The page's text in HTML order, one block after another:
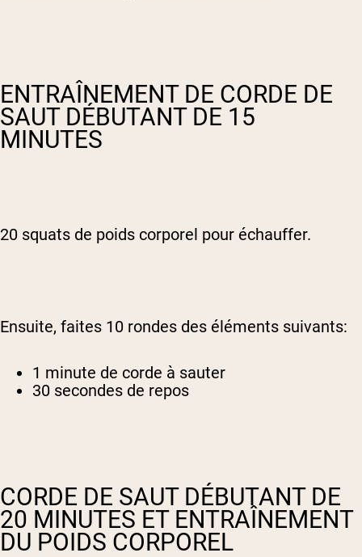
ENTRAÎNEMENT DE CORDE DE
SAUT DÉBUTANT DE 15
MINUTES
20 squats de poids corporel pour échauffer.
Ensuite, faites 10 rondes des éléments suivants:
1 minute de corde à sauter
30 secondes de repos
CORDE DE SAUT DÉBUTANT DE
20 MINUTES ET ENTRAÎNEMENT
DU POIDS CORPOREL